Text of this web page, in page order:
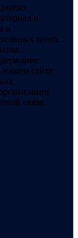
в
и
целях.
сайте
связи.